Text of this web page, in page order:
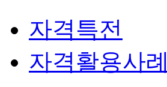
자격특전
자격활용사례